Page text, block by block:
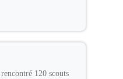
120 scouts